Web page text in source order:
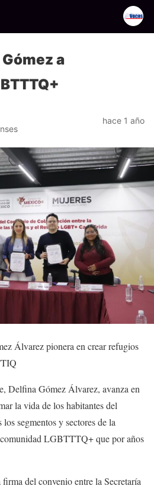
a
hace 1 año
Álvarez pionera en crear refugios
Delfina Gómez Álvarez, avanza en
la vida de los habitantes del
segmentos y sectores de la
LGBTTTQ+ que por años
del convenio entre la Secretaría